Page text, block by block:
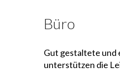
Büro
Gut gestaltete und
unterstützen die